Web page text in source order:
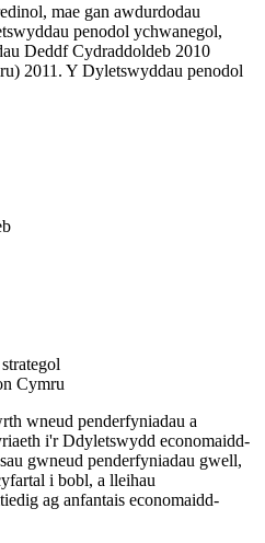
mae gan awdurdodau
penodol ychwanegol,
Deddf Cydraddoldeb 2010
2011. Y Dyletswyddau penodol
Cymru
wneud penderfyniadau a
i'r Ddyletswydd economaidd-
gwneud penderfyniadau gwell,
i bobl, a lleihau
ag anfantais economaidd-